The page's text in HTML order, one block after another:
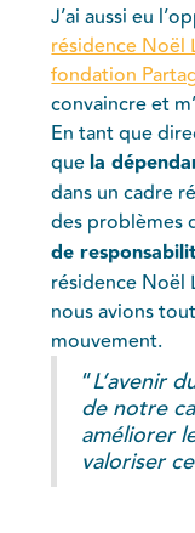
J’ai aussi eu
résidence Noël
fondation
convaincre et
En tant que
quela
dans un cadre
des problèmes
de
résidence Noël
nous avions
mouvement.
“L’avenir
de notre
améliorer
valoriser